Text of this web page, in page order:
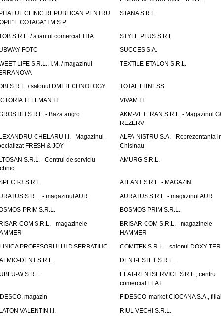
CLINIC REPUBLICAN PENTRU
"E.COTAGA" I.M.S.P.
STANA S.R.L.
S.R.L. / aliantul comercial TITA
STYLE PLUS S.R.L.
FOTO
SUCCES S.A.
LIFE S.R.L., I.M. / magazinul
TEXTILE-ETALON S.R.L.
S.R.L. / salonul DMI TECHNOLOGY
TOTAL FITNESS
TELEMAN I.I.
VIVAM I.I.
S.R.L. - Baza angro
AKM-VETERAN S.R.L. - Magazinul
REZERV
CHELARU I.I. - Magazinul
FRESH & JOY
ALFA-NISTRU S.A. - Reprezentanta
Chisinau
S.R.L. - Centrul de serviciu
AMURG S.R.L.
3 S.R.L.
ATLANT S.R.L. - MAGAZIN
S.R.L. - magazinul AUR
AURATUS S.R.L. - magazinul AUR
PRIM S.R.L.
BOSMOS-PRIM S.R.L.
COM S.R.L. - magazinele
BRISAR-COM S.R.L. - magazinele
HAMMER
PROFESORULUI D.SERBATIUC
COMITEK S.R.L. - salonul DOXY
DENT S.R.L.
DENT-ESTET S.R.L.
W S.R.L.
ELAT-RENTSERVICE S.R.L., centru
comercial ELAT
magazin
FIDESCO, market CIOCANA S.A.,
VALENTIN I.I.
RIUL VECHI S.R.L.